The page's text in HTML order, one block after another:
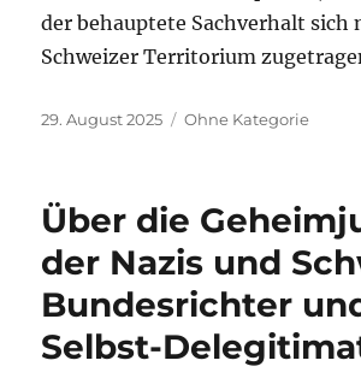
der behauptete Sachverhalt sich
Schweizer Terri­torium
Veröffentlicht
29. August 2025 Kategorien
Ohne Kategorie
Über die
der Nazis und
Bundesrichter
Selbst-